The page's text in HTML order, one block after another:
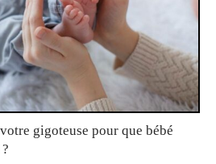
gigoteuse pour que bébé